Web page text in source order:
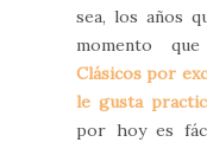
sea, los años
momento
Clásicos por
le gusta
por hoy es